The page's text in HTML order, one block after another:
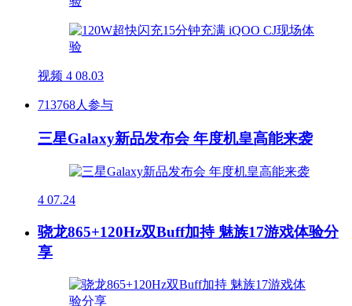
视频 4 08.03
713768人参与
三星Galaxy新品发布会 年度机皇高能来袭
4 07.24
骁龙865+120Hz双Buff加持 魅族17游戏体验分
享